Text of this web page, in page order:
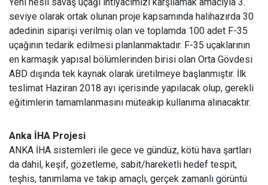
seviye olarak ortak olunan proje kapsamında halihazırda 30
adedinin siparişi verilmiş olan ve toplamda 100 adet F-35
uçağının tedarik edilmesi planlanmaktadır. F-35 uçaklarının
en karmaşık yapısal bölümlerinden birisi olan Orta Gövdesi
ABD dışında tek kaynak olarak üretilmeye başlanmıştır. İlk
teslimat Haziran 2018 ayı içerisinde yapılacak olup, gerekli
eğitimlerin tamamlanmasını müteakip kullanıma alınacaktır.
Anka İHA Projesi
ANKA İHA sistemleri ile gece ve gündüz, kötü hava şartları
da dahil, keşif, gözetleme, sabit/hareketli hedef tespit,
teşhis, tanımlama ve takip amaçlı, gerçek zamanlı görüntü